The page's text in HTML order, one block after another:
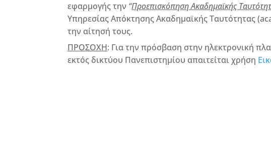
εφαρμογής την “Προεπισκόπηση Ακαδημαϊκής
Υπηρεσίας Απόκτησης Ακαδημαϊκής Ταυτότητας
την αίτησή τους.
ΠΡΟΣΟΧΗ: Για την πρόσβαση στην ηλεκτρονική
εκτός δικτύου Πανεπιστημίου απαιτείται χρήση